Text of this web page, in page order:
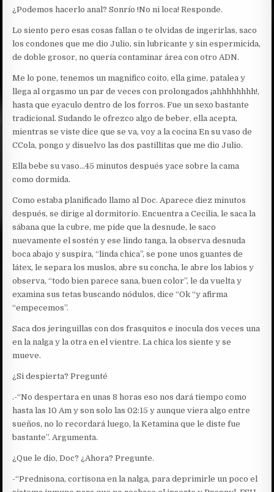
¿Podemos hacerlo anal? Sonrío !No ni loca! Responde.
Lo siento pero esas cosas fallan o te olvidas de ingerirlas, saco
los condones que me dio Julio, sin lubricante y sin espermicida,
de doble grosor, no quería contaminar área con otro ADN.
Me lo pone, tenemos un magnifico coito, ella gime, patalea y
llega al orgasmo un par de veces con prolongados ¡ahhhhhhhh!,
hasta que eyaculo dentro de los forros. Fue un sexo bastante
tradicional. Sudando le ofrezco algo de beber, ella acepta,
mientras se viste dice que se va, voy a la cocina En su vaso de
CCola, pongo y disuelvo las dos pastillitas que me dio Julio.
Ella bebe su vaso…45 minutos después yace sobre la cama
como dormida.
Como estaba planificado llamo al Doc. Aparece diez minutos
después, se dirige al dormitorio. Encuentra a Cecilia, le saca la
sábana que la cubre, me pide que la desnude, le saco
nuevamente el sostén y ese lindo tanga, la observa desnuda
boca abajo y suspira, “linda chica”, se pone unos guantes de
látex, le separa los muslos, abre su concha, le abre los labios y
observa, “todo bien parece sana, buen color”, le da vuelta y
examina sus tetas buscando nódulos, dice “Ok “y afirma
“empecemos”.
Saca dos jeringuillas con dos frasquitos e inocula dos veces una
en la nalga y la otra en el vientre. La chica los siente y se
mueve.
¿Si despierta? Pregunté
.-“No despertara en unas 8 horas eso nos dará tiempo como
hasta las 10 Am y son solo las 02:15 y aunque viera algo entre
sueños, no lo recordará luego, la Ketamina que le diste fue
bastante”. Argumenta.
¿Que le dio, Doc? ¿Ahora? Pregunte.
-“Prednisona, cortisona en la nalga, para deprimirle un poco el